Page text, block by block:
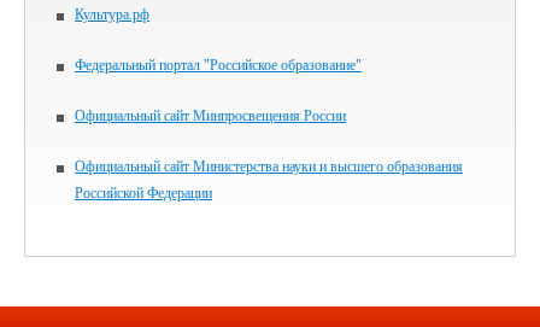
Культура.рф
Федеральный портал "Российское образование"
Официальный сайт Минпросвещения России
Официальный сайт Министерства науки и высшего образования
Российской Федерации